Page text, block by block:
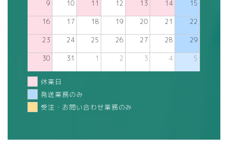
9 10 11 12 13 14 15
16 17 18 19 20 21 22
23 24 25 26 27 28 29
30 31 1 2 3 4 5
休業日
発送業務のみ
受注・お問い合わせ業務のみ